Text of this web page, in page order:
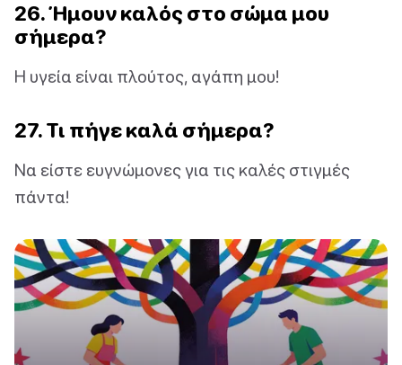
26. Ήμουν καλός στο σώμα μου
σήμερα?
Η υγεία είναι πλούτος, αγάπη μου!
27. Τι πήγε καλά σήμερα?
Να είστε ευγνώμονες για τις καλές στιγμές
πάντα!